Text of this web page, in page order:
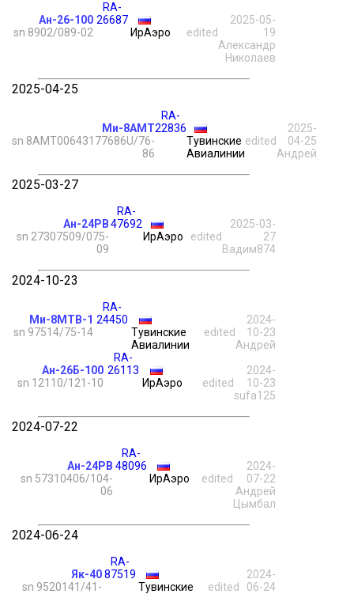
Ан-26-100
sn 8902/089-02
RA-
26687
ИрАэро
edited
2025-05-
19
Александр
Николаев
2025-04-25
Ми-8АМТ
sn 8AMT00643177686U/76-
86
RA-
22836
Тувинские
Авиалинии
edited
2025-
04-25
Андрей
2025-03-27
Ан-24РВ
sn 27307509/075-
09
RA-
47692
ИрАэро
edited
2025-03-
27
Вадим874
2024-10-23
Ми-8МТВ-1
sn 97514/75-14
RA-
24450
Тувинские
Авиалинии
edited
2024-
10-23
Андрей
Ан-26Б-100
sn 12110/121-10
RA-
26113
ИрАэро
edited
2024-
10-23
sufa125
2024-07-22
Ан-24РВ
sn 57310406/104-
06
RA-
48096
ИрАэро
edited
2024-
07-22
Андрей
Цымбал
2024-06-24
Як-40
sn 9520141/41-
RA-
87519
Тувинские
edited
2024-
06-24